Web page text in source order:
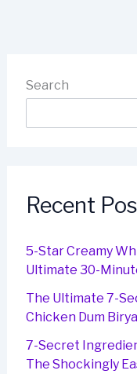
Search
Recent
5-Star Creamy
Ultimate 30-
The Ultimate 7-
Chicken Dum
7-Secret
The Shockingly